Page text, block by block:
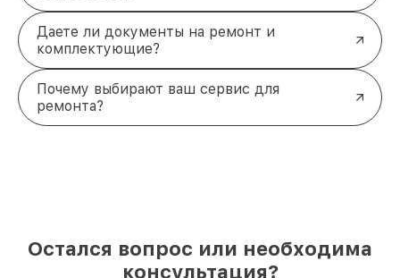
Даете ли документы на ремонт и
комплектующие?
Почему выбирают ваш сервис для
ремонта?
Остался вопрос или необходима
консультация?